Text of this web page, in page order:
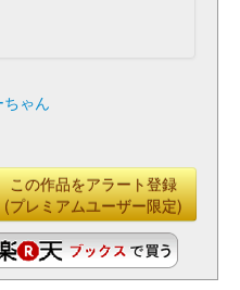
ゃん
この作品をアラート登録
(プレミアムユーザー限定)